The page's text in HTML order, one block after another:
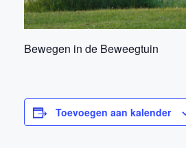
Bewegen in de Beweegtuin
Toevoegen aan kalender